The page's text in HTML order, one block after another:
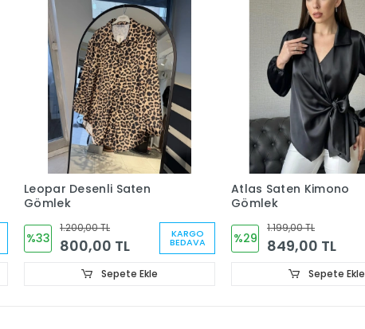
Leopar Desenli Saten
Gömlek
%33
1.200,00 TL
800,00 TL
KARGO
BEDAVA
Sepete Ekle
Atlas Saten Kimono
Gömlek
%29
1.199,00 TL
849,00 TL
Sepete Ekle